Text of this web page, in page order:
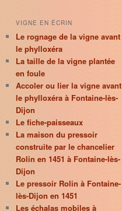
VIGNE EN ÉCRIN
Le rognage de la vigne avant
le phylloxéra
La taille de la vigne plantée
en foule
Accoler ou lier la vigne avant
le phylloxéra à Fontaine-lès-
Dijon
Le fiche-paisseaux
La maison du pressoir
construite par le chancelier
Rolin en 1451 à Fontaine-lès-
Dijon
Le pressoir Rolin à Fontaine-
lès-Dijon en 1451
Les échalas mobiles à